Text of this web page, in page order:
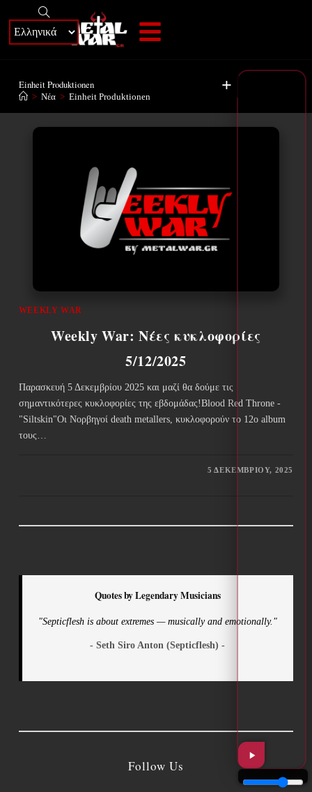
+
Einheit Produktionen
> Νέα > Einheit Produktionen
WEEKLY WAR
Weekly War: Νέες κυκλοφορίες
5/12/2025
Παρασκευή 5 Δεκεμβρίου 2025 και μαζί θα δούμε τις
σημαντικότερες κυκλοφορίες της εβδομάδας!Blood Red Throne -
"Siltskin"Οι Νορβηγοί death metallers, κυκλοφορούν το 12ο album
τους…
5 ΔΕΚΕΜΒΡΊΟΥ, 2025
Quotes by Legendary Musicians
"Septicflesh is about extremes — musically and emotionally."
- Seth Siro Anton (Septicflesh) -
Follow Us